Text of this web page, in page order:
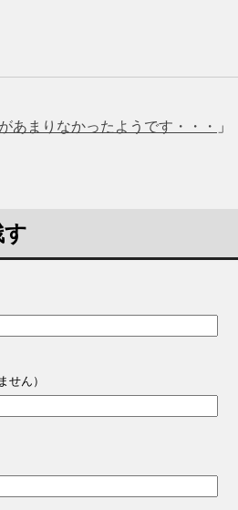
あまりなかったようです・・・ 」
せん）